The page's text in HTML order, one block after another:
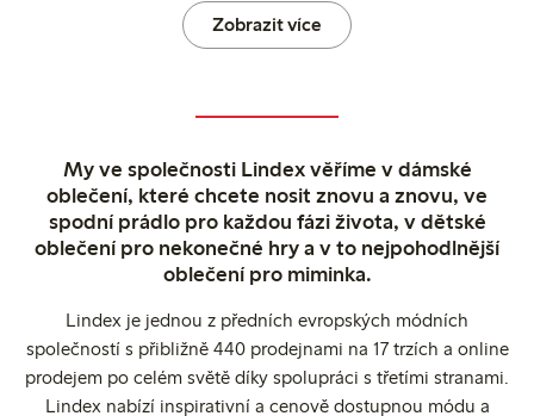
Zobrazit více
My ve společnosti Lindex věříme v dámské
oblečení, které chcete nosit znovu a znovu, ve
spodní prádlo pro každou fázi života, v dětské
oblečení pro nekonečné hry a v to nejpohodlnější
oblečení pro miminka.
Lindex je jednou z předních evropských módních
společností s přibližně 440 prodejnami na 17 trzích a online
prodejem po celém světě díky spolupráci s třetími stranami.
Lindex nabízí inspirativní a cenově dostupnou módu a